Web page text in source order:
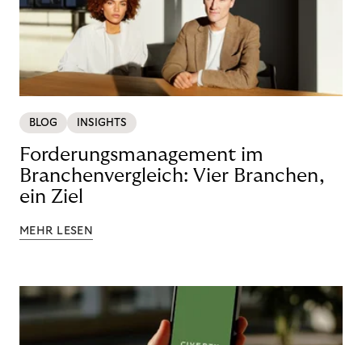
BLOG INSIGHTS
Forderungsmanagement im
Branchenvergleich: Vier Branchen,
ein Ziel
MEHR LESEN